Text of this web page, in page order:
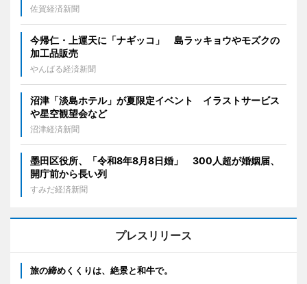
佐賀経済新聞
今帰仁・上運天に「ナギッコ」 島ラッキョウやモズクの
加工品販売
やんばる経済新聞
沼津「淡島ホテル」が夏限定イベント イラストサービス
や星空観望会など
沼津経済新聞
墨田区役所、「令和8年8月8日婚」 300人超が婚姻届、
開庁前から長い列
すみだ経済新聞
プレスリリース
旅の締めくくりは、絶景と和牛で。